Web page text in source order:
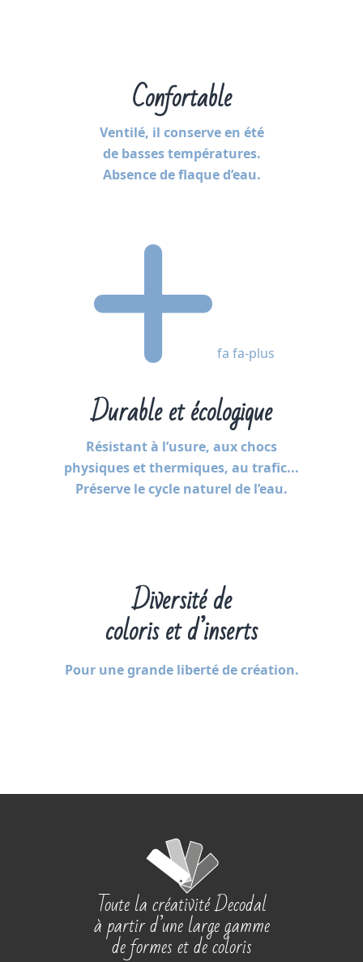
Confortable
Ventilé, il conserve en été
de basses températures.
Absence de flaque d’eau.
fa fa-plus
Durable et écologique
Résistant à l’usure, aux chocs
physiques et thermiques, au trafic...
Préserve le cycle naturel de l’eau.
Diversité de
coloris et d’inserts
Pour une grande liberté de création.
Toute la créativité Decodal
à partir d’une large gamme
de formes et de coloris